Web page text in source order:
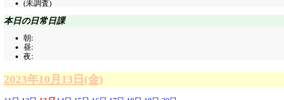
(未調査)
本日の日常日課
朝:
昼:
夜:
2023年10月13日(金)